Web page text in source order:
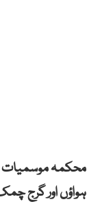
محکمہ موسمیات
ہواؤں اور گرج